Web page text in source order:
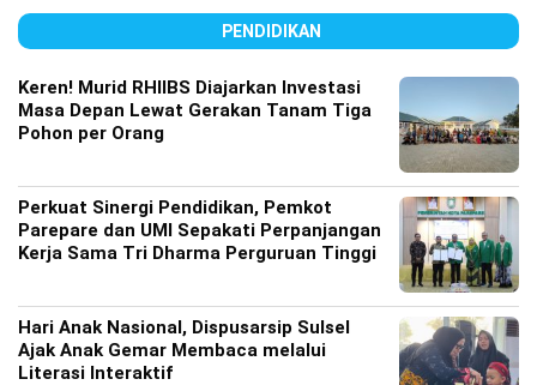
PENDIDIKAN
Keren! Murid RHIIBS Diajarkan Investasi
Masa Depan Lewat Gerakan Tanam Tiga
Pohon per Orang
Perkuat Sinergi Pendidikan, Pemkot
Parepare dan UMI Sepakati Perpanjangan
Kerja Sama Tri Dharma Perguruan Tinggi
Hari Anak Nasional, Dispusarsip Sulsel
Ajak Anak Gemar Membaca melalui
Literasi Interaktif